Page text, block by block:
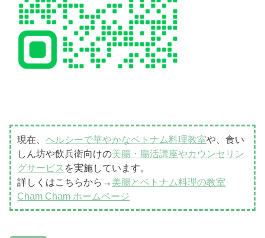
現在、ヘルシーで華やかなベトナム料理教室や、食い
しん坊や飲兵衛向けの美腸・腸活講座やカウンセリン
グサービス を実施しています。
詳しくはこちらから→ 美腸とベトナム料理の教室
Cham Cham ホームページ